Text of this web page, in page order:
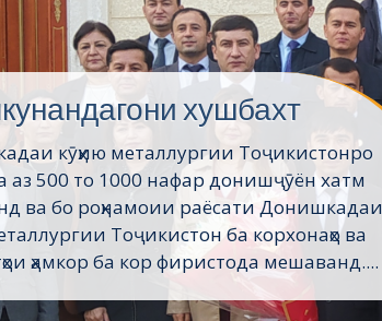
хушбахт
кӯҳию металлургии Тоҷикистонро
аз 500 то 1000 нафар донишҷӯён хатм
ва бо роҳнамоии раёсати Донишкадаи
Тоҷикистон ба корхонаҳо ва
ҳамкор ба кор фиристода мешаванд....